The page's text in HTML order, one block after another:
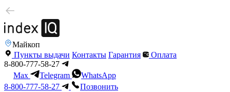
Майкоп
Пункты выдачи Контакты Гарантия
Оплата
8-800-777-58-27
Max
Telegram
WhatsApp
8-800-777-58-27
Позвонить